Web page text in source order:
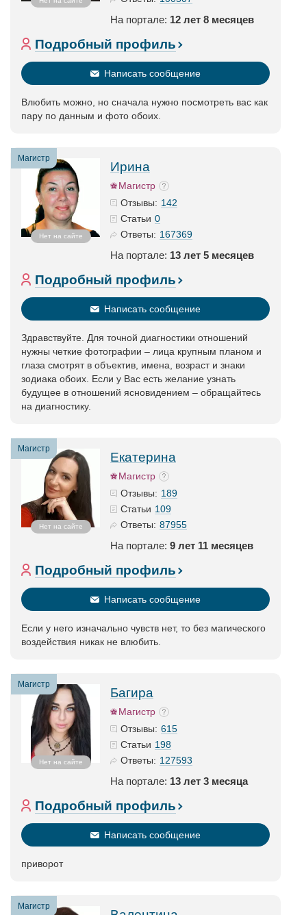
На портале: 12 лет 8 месяцев
Подробный профиль
Написать сообщение
Влюбить можно, но сначала нужно посмотреть вас как
пару по данным и фото обоих.
Магистр
Нет на сайте
Ирина
Магистр
Отзывы: 142
Статьи 0
Ответы: 167369
На портале: 13 лет 5 месяцев
Подробный профиль
Написать сообщение
Здравствуйте. Для точной диагностики отношений
нужны четкие фотографии – лица крупным планом и
глаза смотрят в объектив, имена, возраст и знаки
зодиака обоих. Если у Вас есть желание узнать
будущее в отношений ясновидением – обращайтесь
на диагностику.
Магистр
Нет на сайте
Екатерина
Магистр
Отзывы: 189
Статьи 109
Ответы: 87955
На портале: 9 лет 11 месяцев
Подробный профиль
Написать сообщение
Если у него изначально чувств нет, то без магического
воздействия никак не влюбить.
Магистр
Нет на сайте
Багира
Магистр
Отзывы: 615
Статьи 198
Ответы: 127593
На портале: 13 лет 3 месяца
Подробный профиль
Написать сообщение
приворот
Магистр